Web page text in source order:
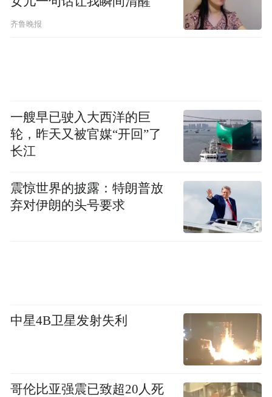
齐鲁晚报
一艘早已驶入大西洋的巨
轮，昨天又被官媒“开回”了
长江
震惊世界的披露：特朗普放
弃对伊朗的头号要求
中星4B卫星发射失利
哥伦比亚强震已致超20人死